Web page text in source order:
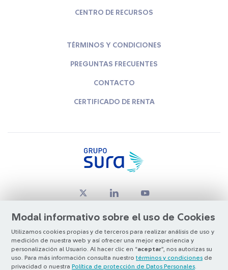
Modal informativo sobre el uso de Cookies
Utilizamos cookies propias y de terceros para realizar análisis de uso y
medición de nuestra web y así ofrecer una mejor experiencia y
personalización al Usuario. Al hacer clic en “aceptar”, nos autorizas su
uso. Para más información consulta nuestro términos y condiciones de
privacidad o nuestra Política de protección de Datos Personales
CENTRO DE RECURSOS
TÉRMINOS Y CONDICIONES
PREGUNTAS FRECUENTES
CONTACTO
CERTIFICADO DE RENTA
© Copyright Grupo SURA 2026